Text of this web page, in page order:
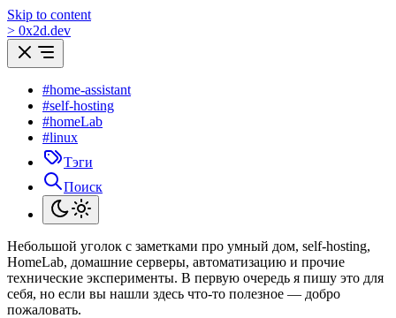
Skip to content
> 0x2d.dev
#home-assistant
#self-hosting
#homeLab
#linux
Тэги
Поиск
Небольшой уголок с заметками про умный дом, self-hosting,
HomeLab, домашние серверы, автоматизацию и прочие
технические эксперименты. В первую очередь я пишу это для
себя, но если вы нашли здесь что-то полезное — добро
пожаловать.